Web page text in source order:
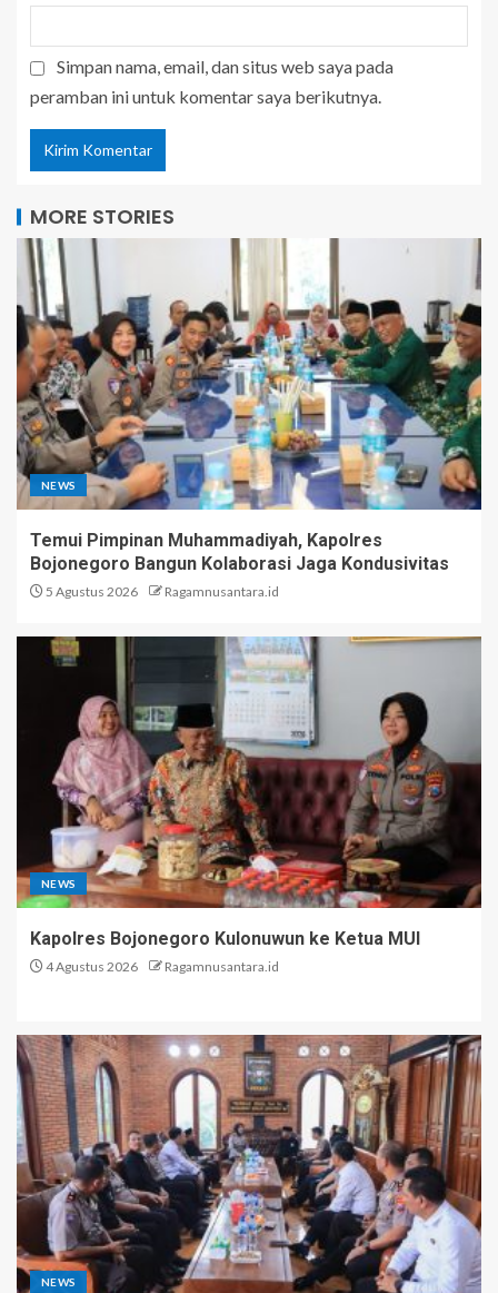
Simpan nama, email, dan situs web saya pada
peramban ini untuk komentar saya berikutnya.
MORE STORIES
NEWS
Temui Pimpinan Muhammadiyah, Kapolres
Bojonegoro Bangun Kolaborasi Jaga Kondusivitas
5 Agustus 2026 Ragamnusantara.id
NEWS
Kapolres Bojonegoro Kulonuwun ke Ketua MUI
4 Agustus 2026 Ragamnusantara.id
NEWS